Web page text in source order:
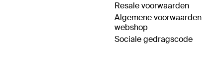
Resale voorwaarden
Algemene voorwaarden
webshop
Sociale gedragscode